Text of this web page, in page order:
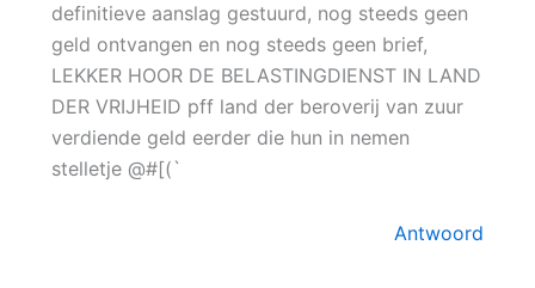
definitieve aanslag gestuurd, nog steeds geen
geld ontvangen en nog steeds geen brief,
LEKKER HOOR DE BELASTINGDIENST IN LAND
DER VRIJHEID pff land der beroverij van zuur
verdiende geld eerder die hun in nemen
stelletje @#[(`
Antwoord